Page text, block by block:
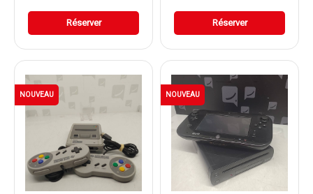
Réserver Réserver
NOUVEAU NOUVEAU